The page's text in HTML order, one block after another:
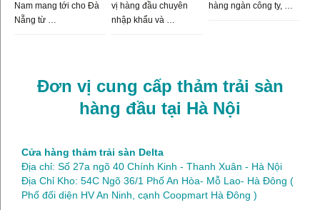
Nam mang tới cho Đà
Nẵng từ …
vị hàng đầu chuyên
nhập khẩu và …
hàng ngàn công ty, …
Đơn vị cung cấp thảm trải sàn
hàng đầu tại Hà Nội
Cửa hàng thảm trải sàn Delta
Địa chỉ: Số 27a ngõ 40 Chính Kinh - Thanh Xuân - Hà Nội
Địa Chỉ Kho: 54C Ngõ 36/1 Phố An Hòa- Mỗ Lao- Hà Đông (
Phố đối diện HV An Ninh, cạnh Coopmart Hà Đông )